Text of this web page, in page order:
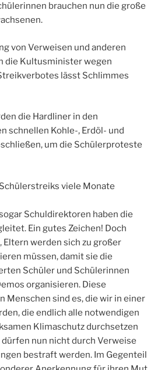
brauchen nun die große
von Verweisen und anderen
die Kultusminister wegen
lässt Schlimmes
die Hardliner in den
schnellen Kohle-, Erdöl- und
um die Schülerproteste
viele Monate
Schuldirektoren haben die
Ein gutes Zeichen! Doch
Eltern werden sich zu großer
müssen, damit sie die
Schüler und Schülerinnen
organisieren. Diese
Menschen sind es, die wir in einer
die endlich alle notwendigen
Klimaschutz durchsetzen
dürfen nun nicht durch Verweise
bestraft werden. Im Gegenteil